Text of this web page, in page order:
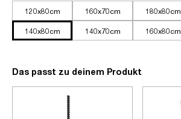
120x80cm 160x70cm 180x80cm
140x80cm 140x70cm 160x80cm
Das passt zu deinem Produkt